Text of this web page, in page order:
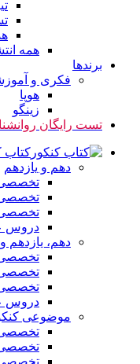
همه
برندها
فکری و
هوپا
زینگو
تست رایگان
کتاب
دهم و یازدهم
تخصصی
دروس
دهم، یازدهم
تخصصی
دروس
موضوعی
تخصصی